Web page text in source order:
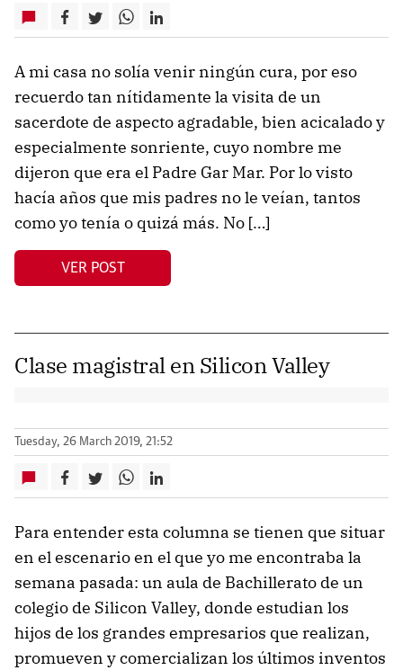
A mi casa no solía venir ningún cura, por eso
recuerdo tan nítidamente la visita de un
sacerdote de aspecto agradable, bien acicalado y
especialmente sonriente, cuyo nombre me
dijeron que era el Padre Gar Mar. Por lo visto
hacía años que mis padres no le veían, tantos
como yo tenía o quizá más. No […]
VER POST
Clase magistral en Silicon Valley
Tuesday, 26 March 2019, 21:52
Para entender esta columna se tienen que situar
en el escenario en el que yo me encontraba la
semana pasada: un aula de Bachillerato de un
colegio de Silicon Valley, donde estudian los
hijos de los grandes empresarios que realizan,
promueven y comercializan los últimos inventos